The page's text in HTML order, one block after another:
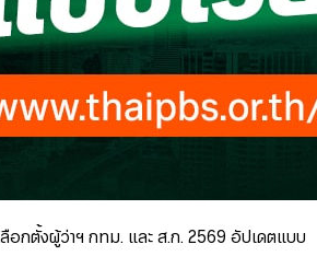
อกตั้งผู้ว่าฯ กทม. และ ส.ก. 2569 อัปเดตแบบ